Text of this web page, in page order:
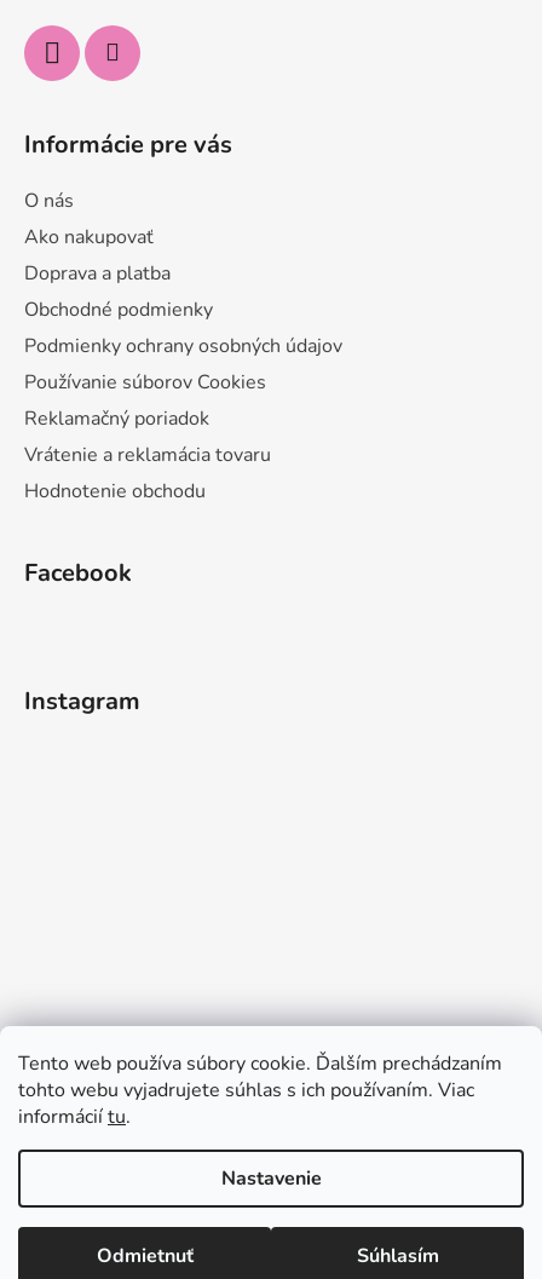
Tento web používa súbory cookie. Ďalším prechádzaním
tohto webu vyjadrujete súhlas s ich používaním. Viac
informáciítu.
Nastavenie
Odmietnuť Súhlasím
Informácie pre vás
O nás
Ako nakupovať
Doprava a platba
Obchodné podmienky
Podmienky ochrany osobných údajov
Používanie súborov Cookies
Reklamačný poriadok
Vrátenie a reklamácia tovaru
Hodnotenie obchodu
Facebook
Instagram
Vytvoril Shoptet
Copyright 2026Tinedi . Všetky práva vyhradené.